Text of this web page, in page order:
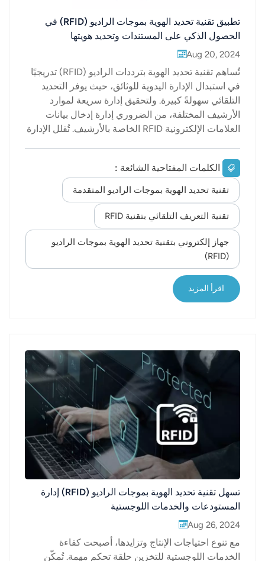
تطبيق تقنية تحديد الهوية بموجات الراديو (RFID) في
الحصول الذكي على المستندات وتحديد هويتها
Aug 20, 2024
تُساهم تقنية تحديد الهوية بترددات الراديو (RFID) تدريجيًا
في استبدال الإدارة اليدوية للوثائق، حيث يوفر التحديد
التلقائي سهولةً كبيرة. ولتحقيق إدارة سريعة لموارد
الأرشيف المختلفة، من الضروري إدارة إدخال بيانات
العلامات الإلكترونية RFID الخاصة بالأرشيف. تُقلل الإدارة
المسؤول، مما يُخفض تكاليف الموارد البشرية للأرشيف.
تُستخدم تقنية RFID في جمع الوثائق وتحديد هويتها بذكاء.
من خلال الجمع بين Rتقنية التعرف التلقائي FIDy
الإلكترونية كوسائط لتخزين المعلومات، حيث تُلصق على
حقيبة الأرشيف. تُخزَّن المعلومات الأساسية للملف
وسجلات الاستلام والإرجاع في شريحة RFID، ويُستخدم
البيانات. وهذا يُتيح إدارة معلومات عمليات استعارة
الملفات وإعادتها والبحث عنها وجردها.مزا...
الكلمات المفتاحية الشائعة :
تقنية تحديد الهوية بموجات الراديو المتقدمة
تقنية التعريف التلقائي بتقنية RFID
جهاز إلكتروني بتقنية تحديد الهوية بموجات الراديو
(RFID)
اقرأ المزيد
تسهل تقنية تحديد الهوية بموجات الراديو (RFID) إدارة
المستودعات والخدمات اللوجستية
Aug 26, 2024
مع تنوع احتياجات الإنتاج وتزايدها، أصبحت كفاءة
الخدمات اللوجستية للتخزين حلقة تحكم مهمة. تُمكّن